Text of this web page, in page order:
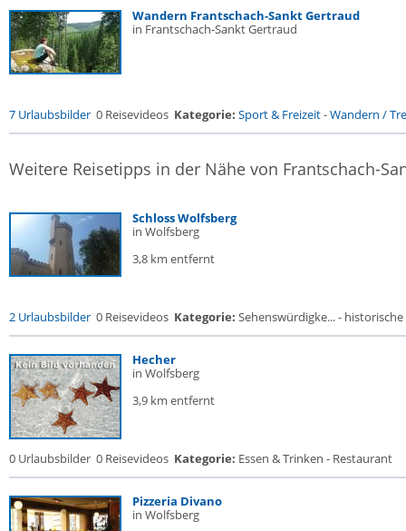
Wandern Frantschach-Sankt Gertraud
in Frantschach-Sankt Gertraud
7 Urlaubsbilder 0 Reisevideos Kategorie: Sport & Freizeit-Wandern /
Weitere Reisetipps in der Nähe von Frantschach-
Schloss Wolfsberg
in Wolfsberg
3,8 km entfernt
2 Urlaubsbilder 0 Reisevideos Kategorie: Sehenswürdigke... - historische
Hecher
in Wolfsberg
3,9 km entfernt
0 Urlaubsbilder 0 Reisevideos Kategorie: Essen & Trinken - Restaurant
Pizzeria Divano
in Wolfsberg